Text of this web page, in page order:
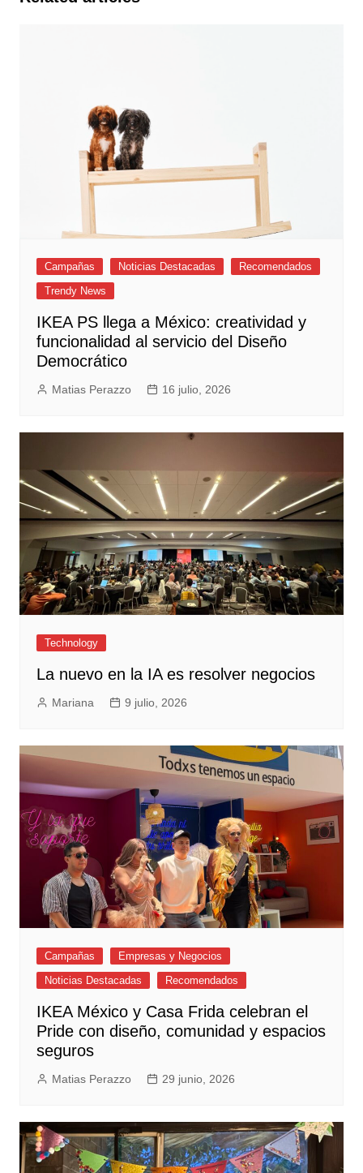
Campañas Noticias Destacadas
Recomendados
Trendy News
IKEA PS llega a México: creatividad y
funcionalidad al servicio del Diseño
Democrático
Matias Perazzo 16 julio, 2026
Technology
La nuevo en la IA es resolver negocios
Mariana 9 julio, 2026
Campañas
Empresas y Negocios
Noticias Destacadas
Recomendados
IKEA México y Casa Frida celebran el
Pride con diseño, comunidad y espacios
seguros
Matias Perazzo 29 junio, 2026